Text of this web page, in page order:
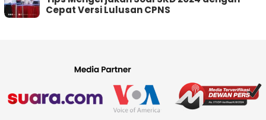
Cepat Versi Lulusan CPNS